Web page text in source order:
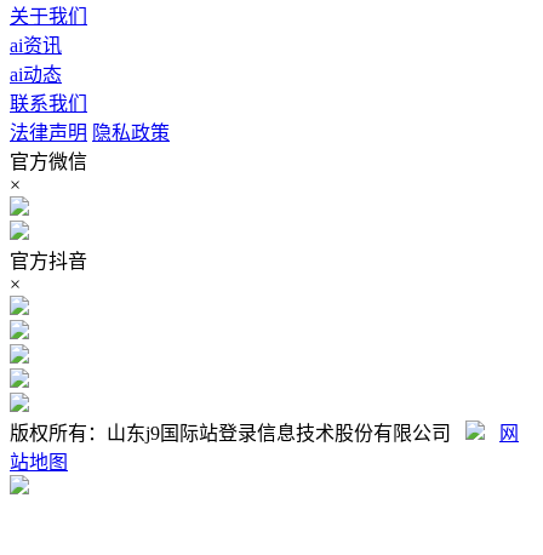
关于我们
ai资讯
ai动态
联系我们
法律声明 隐私政策
官方微信
×
官方抖音
×
版权所有：山东j9国际站登录信息技术股份有限公司
网
站地图